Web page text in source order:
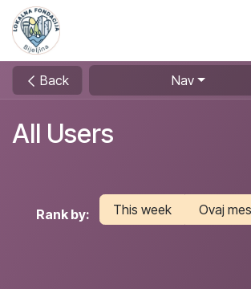
Skip to Content
Back Nav
All Users
Rank by: This week Ovaj